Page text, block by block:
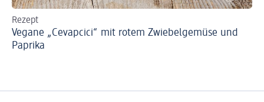
Rezept
Vegane „Cevapcici“ mit rotem Zwiebelgemüse und
Paprika